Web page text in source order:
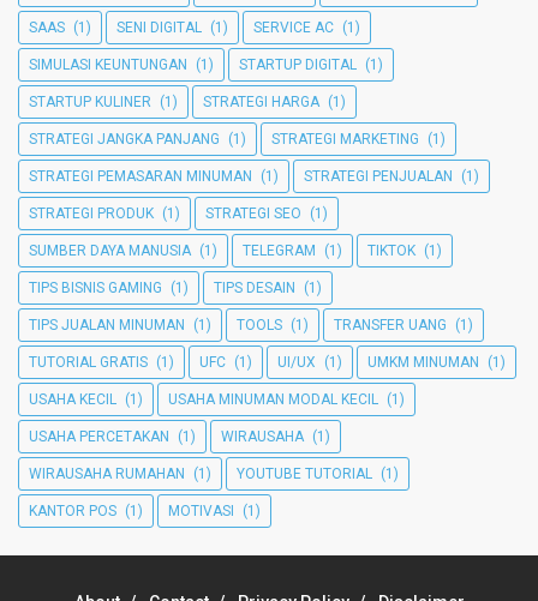
SAAS (1) SENI DIGITAL (1) SERVICE AC (1)
SIMULASI KEUNTUNGAN (1) STARTUP DIGITAL (1)
STARTUP KULINER (1) STRATEGI HARGA (1)
STRATEGI JANGKA PANJANG (1) STRATEGI MARKETING (1)
STRATEGI PEMASARAN MINUMAN (1) STRATEGI PENJUALAN (1)
STRATEGI PRODUK (1) STRATEGI SEO (1)
SUMBER DAYA MANUSIA (1) TELEGRAM (1) TIKTOK (1)
TIPS BISNIS GAMING (1) TIPS DESAIN (1)
TIPS JUALAN MINUMAN (1) TOOLS (1) TRANSFER UANG (1)
TUTORIAL GRATIS (1) UFC (1) UI/UX (1) UMKM MINUMAN (1)
USAHA KECIL (1) USAHA MINUMAN MODAL KECIL (1)
USAHA PERCETAKAN (1) WIRAUSAHA (1)
WIRAUSAHA RUMAHAN (1) YOUTUBE TUTORIAL (1)
KANTOR POS (1) MOTIVASI (1)